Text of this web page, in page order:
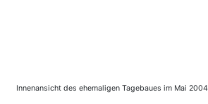
Innenansicht des ehemaligen Tagebaues im Mai 2004